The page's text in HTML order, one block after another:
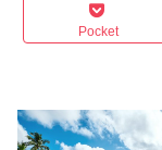
Pocket